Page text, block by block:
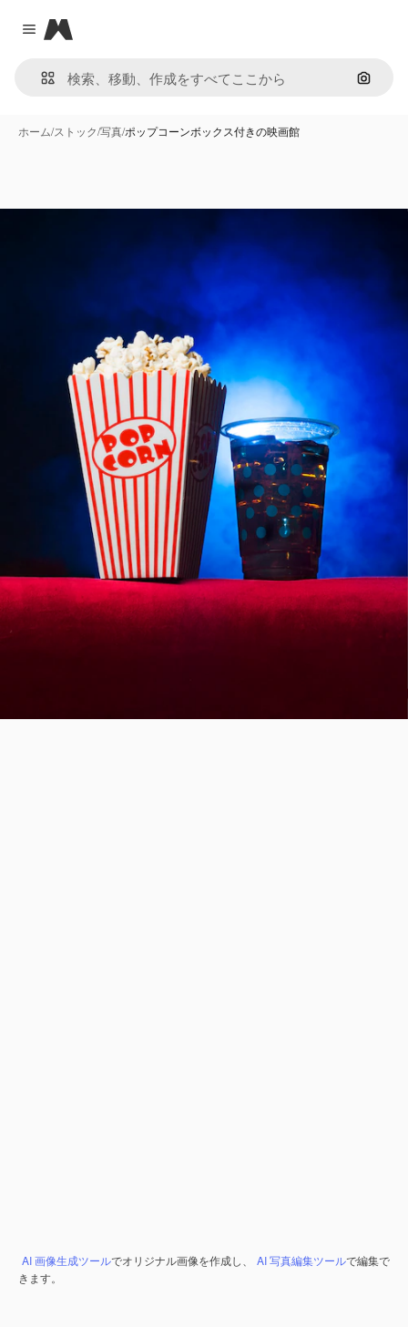
Close menu
Magnific
画像で
ホーム/ストック/写真/ポップコーンボックス付きの映画館
AI 画像生成ツールでオリジナル画像を作成し、 AI 写真編集ツールで編集で
きます。